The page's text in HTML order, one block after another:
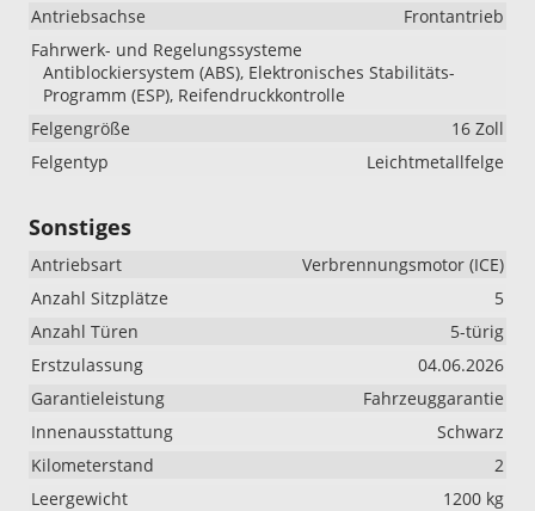
Antriebsachse
Frontantrieb
Fahrwerk- und Regelungssysteme
Antiblockiersystem (ABS), Elektronisches Stabilitäts-
Programm (ESP), Reifendruckkontrolle
Felgengröße
16 Zoll
Felgentyp
Leichtmetallfelge
Sonstiges
Antriebsart
Verbrennungsmotor (ICE)
Anzahl Sitzplätze
5
Anzahl Türen
5-türig
Erstzulassung
04.06.2026
Garantieleistung
Fahrzeuggarantie
Innenausstattung
Schwarz
Kilometerstand
2
Leergewicht
1200 kg